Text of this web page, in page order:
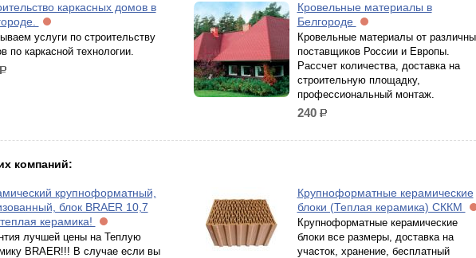
каркасных домов в
услуги по строительству
по каркасной технологии.
р.
Кровельные материалы в
Белгороде
Кровельные материалы от
поставщиков России и Европы.
Рассчет количества, доставка на
строительную площадку,
профессиональный монтаж.
240 р.
компаний:
крупноформатный,
блок BRAER 10,7
керамика!
лучшей цены на Теплую
BRAER!!! В случае если вы
Крупноформатные керамические
блоки (Теплая керамика) СККМ
Крупноформатные керамические
блоки все размеры, доставка на
участок, хранение, бесплатный